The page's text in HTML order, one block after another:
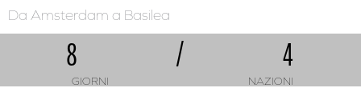
Da Amsterdam a Basilea
8 / 4
GIORNI NAZIONI